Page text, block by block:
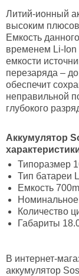
Литий-ионный
высоким
Емкость
временем Li-Ion
емкости
перезаряда –
обеспечит
неправильной
глубокого
Аккумулятор
Типоразмер
Тип батареи
Емкость
Количество
Габариты
В интернет-
аккумулятор